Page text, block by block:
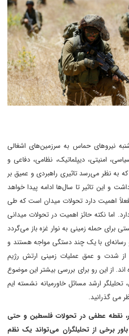
نیروهای حماس به سرزمین‌های اشغالی
امنیتی، دیپلماتیک، نظامی، دفاعی و
به نظر می‌رسد تاثیری راهبردی و عمیق بر
و این تاثیر تا سال‌ها ادامه پیدا خواهد
اهمیت دارد تحولات میدان است که طی
اما نکته حائز اهمیت در تحولات میدانی
برای حمله زمینی به نوار غزه باز می‌گردد
رسانه‌ای با یک چند دستگی مواجه هستند و
شدت و عمق عملیات زمینی ارتش رژیم
از این رو برای بررسی بیشتر این موضوع
ارشد مسائل خاورمیانه نشسته ایم
می گذرانید.
بی‌شک ۷ اکتبر، نقطه عطفی در تحولات فلسطین و حتی
برخی از تحلیلگران می‌تواند یک نظم